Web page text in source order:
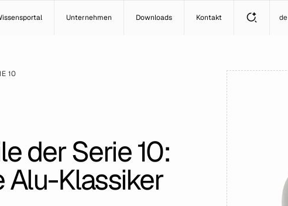
Unternehmen Downloads Kontakt de
10
der Serie 10:
Alu-Klassiker